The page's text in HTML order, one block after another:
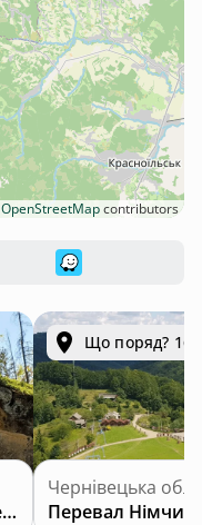
OpenStreetMapcontributors
Протяте Каміння та Соколине Око
Що поряд?
Чернівецька
Перевал Німчич